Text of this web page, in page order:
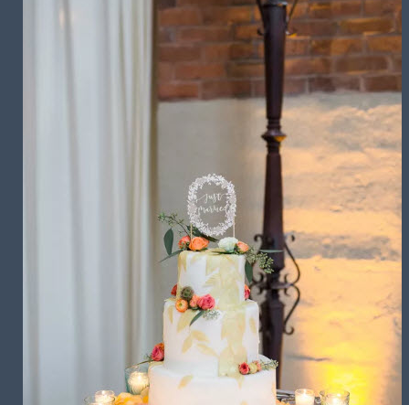
تشریفات مجالس
باغ های عروسی
استودیو عکاسی
قیمت منوها
برآورد قیمت
برآورد قیمت